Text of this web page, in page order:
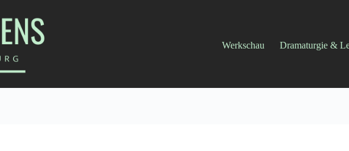
Werkschau Dramaturgie &